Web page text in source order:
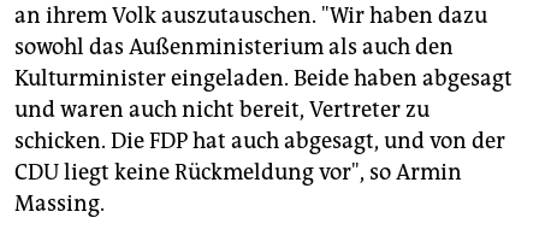
an ihrem Volk auszutauschen. "Wir haben dazu
sowohl das Außenministerium als auch den
Kulturminister eingeladen. Beide haben abgesagt
und waren auch nicht bereit, Vertreter zu
schicken. Die FDP hat auch abgesagt, und von der
CDU liegt keine Rückmeldung vor", so Armin
Massing.